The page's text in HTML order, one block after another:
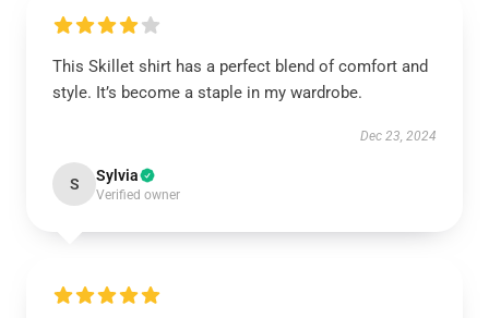
This Skillet shirt has a perfect blend of comfort and
style. It’s become a staple in my wardrobe.
Dec 23, 2024
S Sylvia
Verified owner